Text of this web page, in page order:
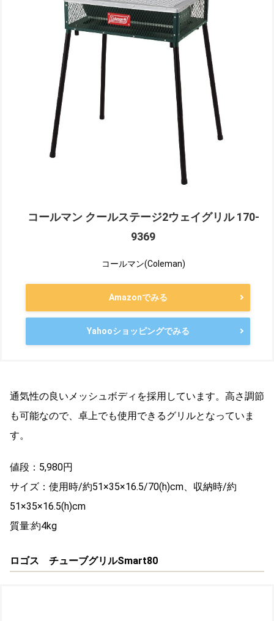
コールマン クールステージ2ウェイグリル 170-
9369
コールマン(Coleman)
Amazonでみる
Yahooショッピングでみる
通気性の良いメッシュボディを採用しています。高さ調節
も可能なので、卓上でも使用できるグリルとなっていま
す。
値段：5,980円
サイズ：使用時/約51×35×16.5/70(h)cm、収納時/約
51×35×16.5(h)cm
質量:約4kg
ロゴス チューブグリルSmart80